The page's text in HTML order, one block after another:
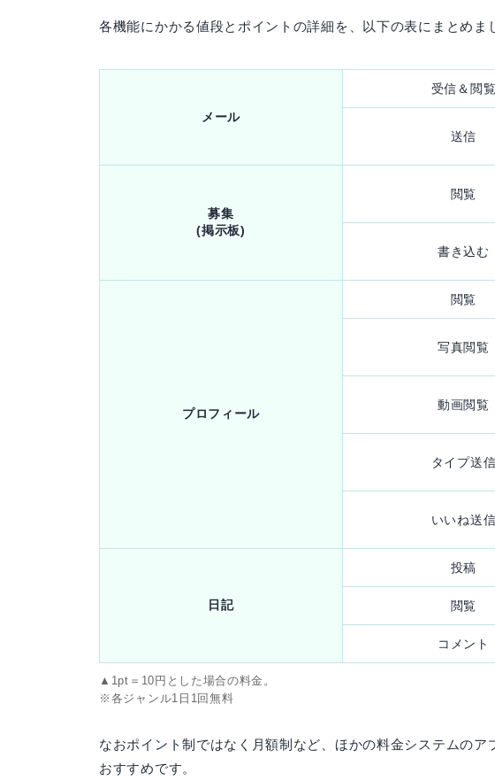
各機能にかかる値段とポイントの詳細を、以下の表にまとめま
メール
受信＆閲覧
送信
募集
(掲示板)
閲覧
書き込む
プロフィール
閲覧
写真閲覧
動画閲覧
タイプ送信
いいね送信
日記
投稿
閲覧
コメント
▲1pt＝10円とした場合の料金。
※各ジャンル1日1回無料
なおポイント制ではなく月額制など、ほかの料金システムの
おすすめです。